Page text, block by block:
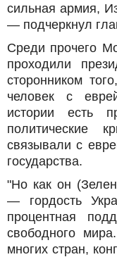
сильная армия,
— подчеркнул
Среди прочего
проходили
сторонником
человек с
истории есть
политические
связывали с
государства.
"Но как он
— гордость
процентная
свободного
многих стран,